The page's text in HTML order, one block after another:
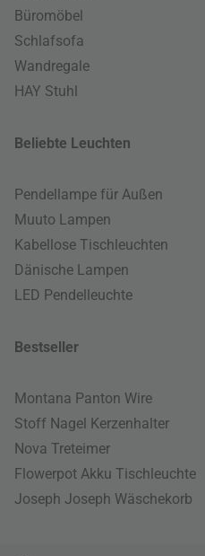
Büromöbel
Schlafsofa
Wandregale
HAY Stuhl
Beliebte Leuchten
Pendellampe für Außen
Muuto Lampen
Kabellose Tischleuchten
Dänische Lampen
LED Pendelleuchte
Bestseller
Montana Panton Wire
Stoff Nagel Kerzenhalter
Nova Treteimer
Flowerpot Akku Tischleuchte
Joseph Joseph Wäschekorb